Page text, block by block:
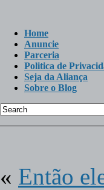
Home
Anuncie
Parceria
Politica de
Seja da Aliança
Sobre o Blog
« Então